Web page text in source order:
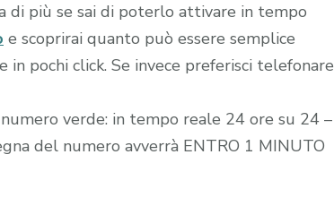
di più se sai di poterlo attivare in tempo
e scoprirai quanto può essere semplice
pochi click. Se invece preferisci telefonare
verde: in tempo reale 24 ore su 24 –
del numero avverrà ENTRO 1 MINUTO